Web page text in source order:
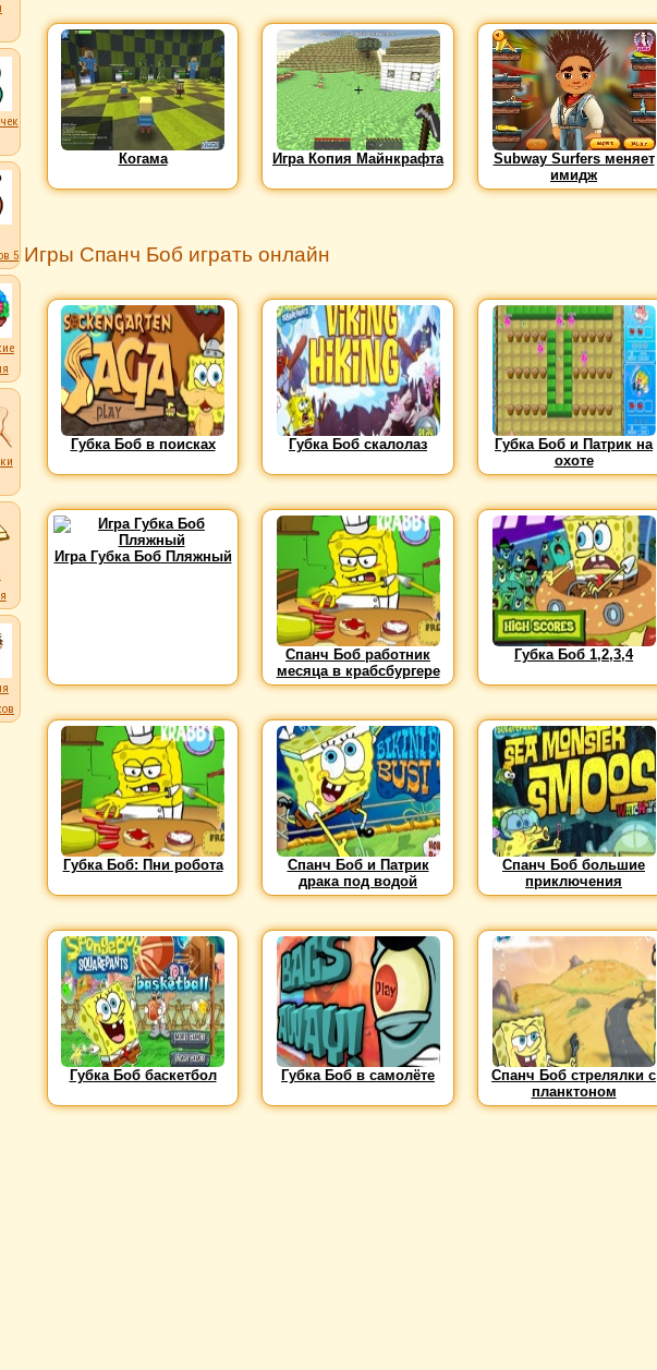
5
Когама Игра Копия Майнкрафта
Subway Surfers меняет
имидж
Игры Спанч Боб играть онлайн
Губка Боб в поисках Губка Боб скалолаз
Губка Боб и Патрик на
охоте
Игра Губка Боб Пляжный
Спанч Боб работник
месяца в крабсбургере
Губка Боб 1,2,3,4
Губка Боб: Пни робота
Спанч Боб и Патрик
драка под водой
Спанч Боб большие
приключения
Губка Боб баскетбол Губка Боб в самолёте
Спанч Боб стрелялки с
планктоном